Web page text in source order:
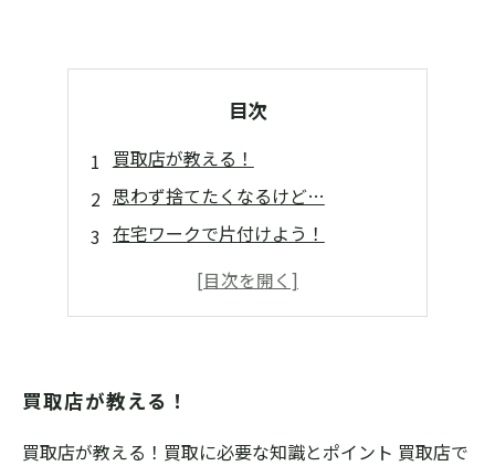
目次
買取店が教える！
思わず捨てたくなるけど…
在宅ワークで片付けよう！
引越し前に要チェック！
買取店が教える！
買取店が教える！買取に必要な知識とポイント 買取店で